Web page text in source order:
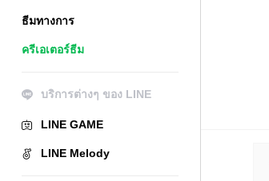
ธีมทางการ
ครีเอเตอร์ธีม
บริการต่างๆ ของ LINE
LINE GAME
LINE Melody